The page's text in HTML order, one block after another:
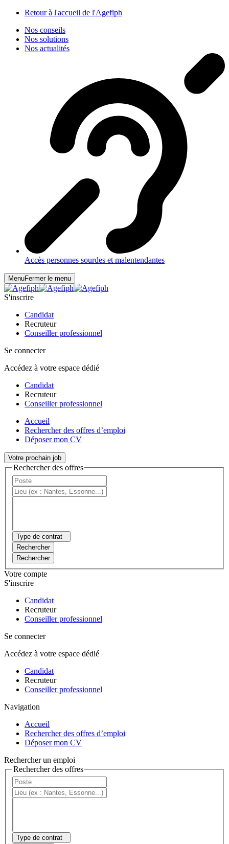
Retour à l'accueil de l'Agefiph
Nos conseils
Nos solutions
Nos actualités
Accès personnes sourdes et malentendantes
MenuFermer le menu
S'inscrire
Candidat
Recruteur
Conseiller professionnel
Se connecter
Accédez à votre espace dédié
Candidat
Recruteur
Conseiller professionnel
Accueil
Rechercher des offres d’emploi
Déposer mon CV
Votre prochain job
Rechercher des offres
Type de contrat
Rechercher
Rechercher
Votre compte
S'inscrire
Candidat
Recruteur
Conseiller professionnel
Se connecter
Accédez à votre espace dédié
Candidat
Recruteur
Conseiller professionnel
Navigation
Accueil
Rechercher des offres d’emploi
Déposer mon CV
Rechercher un emploi
Rechercher des offres
Type de contrat